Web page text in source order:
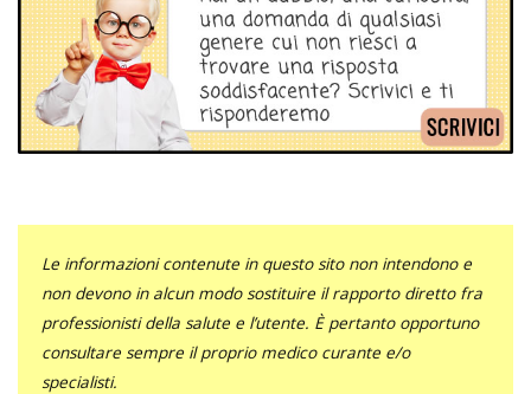
Le informazioni contenute in questo sito non intendono e
non devono in alcun modo sostituire il rapporto diretto fra
professionisti della salute e l’utente. È pertanto opportuno
consultare sempre il proprio medico curante e/o
specialisti.